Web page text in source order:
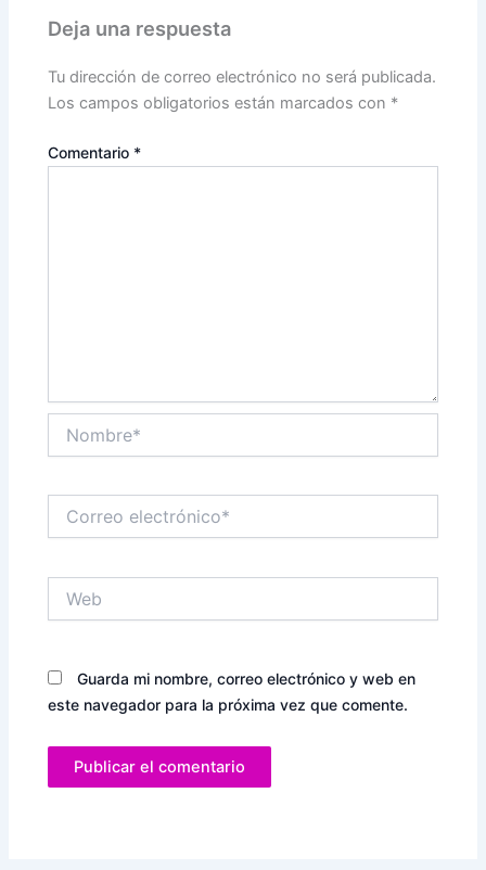
Deja una respuesta
Tu dirección de correo electrónico no será publicada.
Los campos obligatorios están marcados con *
Comentario *
electrónico*
Guarda mi nombre, correo electrónico y web en
este navegador para la próxima vez que comente.